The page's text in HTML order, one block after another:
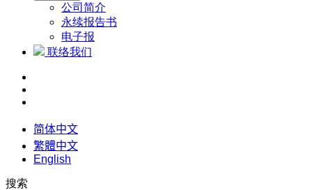
公司简介
永续报告书
电子报
联络我们
简体中文
繁體中文
English
搜索